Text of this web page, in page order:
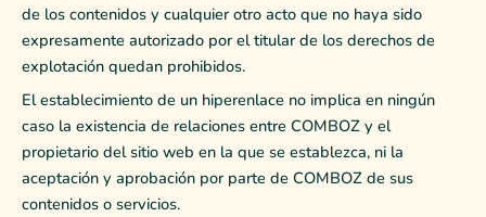
de los contenidos y cualquier otro acto que no haya sido
expresamente autorizado por el titular de los derechos de
explotación quedan prohibidos.
El establecimiento de un hiperenlace no implica en ningún
caso la existencia de relaciones entre COMBOZ y el
propietario del sitio web en la que se establezca, ni la
aceptación y aprobación por parte de COMBOZ de sus
contenidos o servicios.